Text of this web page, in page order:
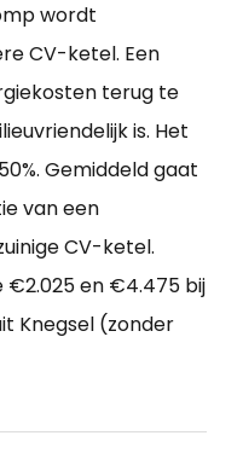
wordt
CV-ketel. Een
terug te
is. Het
Gemiddeld gaat
van een
CV-ketel.
€2.025 en €4.475 bij
Knegsel (zonder